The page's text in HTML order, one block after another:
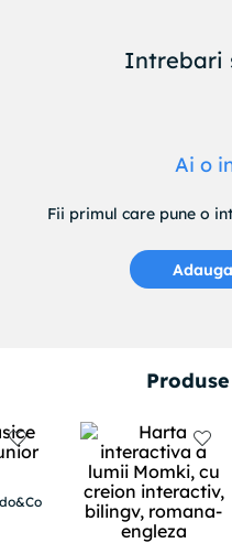
Intrebari
Ai o
Fii primul care pune o